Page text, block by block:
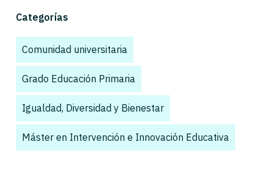
Categorías
Comunidad universitaria
Grado Educación Primaria
Igualdad, Diversidad y Bienestar
Máster en Intervención e Innovación Educativa